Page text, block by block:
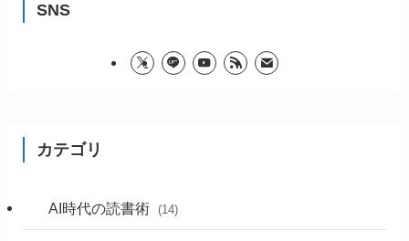
SNS
カテゴリ
AI時代の読書術 (14)